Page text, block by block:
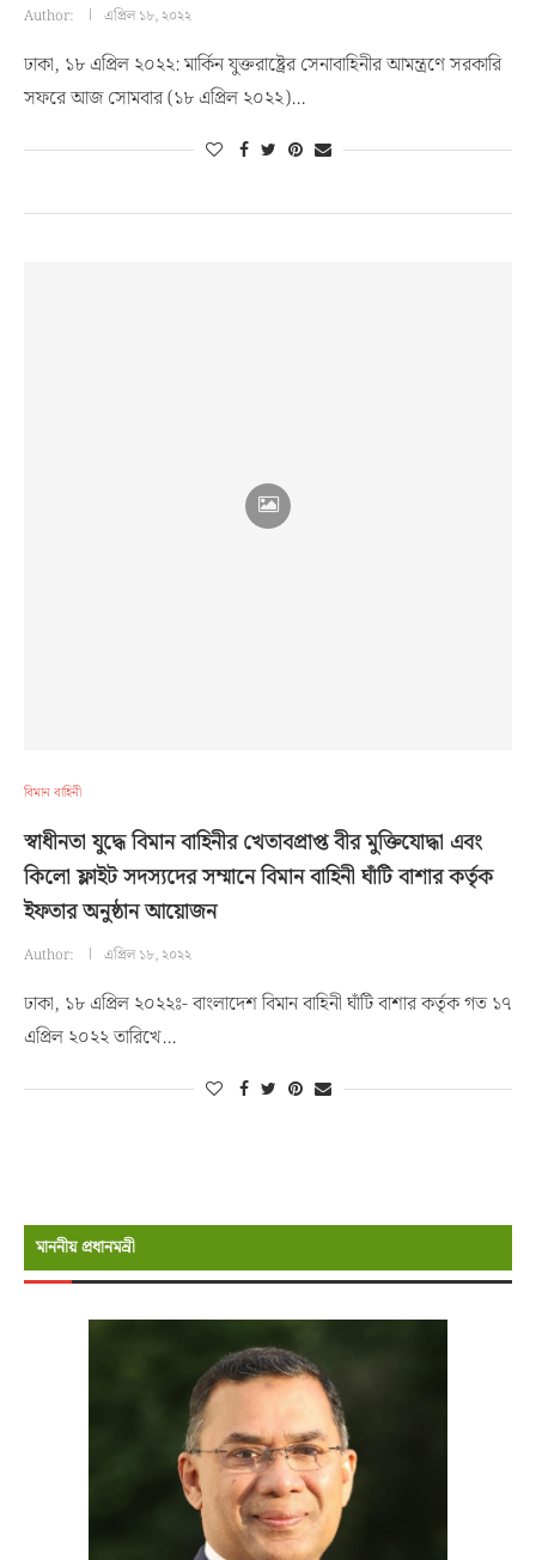
Author: এপ্রিল ১৮, ২০২২
ঢাকা, ১৮ এপ্রিল ২০২২: মার্কিন যুক্তরাষ্ট্রের সেনাবাহিনীর আমন্ত্রণে সরকারি
সফরে আজ সোমবার (১৮ এপ্রিল ২০২২)…
বিমান বাহিনী
স্বাধীনতা যুদ্ধে বিমান বাহিনীর খেতাবপ্রাপ্ত বীর মুক্তিযোদ্ধা এবং
কিলো ফ্লাইট সদস্যদের সম্মানে বিমান বাহিনী ঘাঁটি বাশার কর্তৃক
ইফতার অনুষ্ঠান আয়োজন
Author: এপ্রিল ১৮, ২০২২
ঢাকা, ১৮ এপ্রিল ২০২২ঃ- বাংলাদেশ বিমান বাহিনী ঘাঁটি বাশার কর্তৃক গত ১৭
এপ্রিল ২০২২ তারিখে…
মাননীয় প্রধানমন্রী